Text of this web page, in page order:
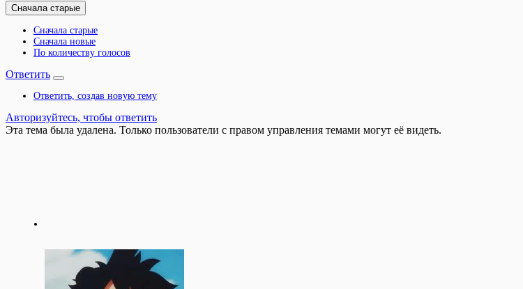
Сначала старые
Сначала старые
Сначала новые
По количеству голосов
Ответить
Ответить, создав новую тему
Авторизуйтесь, чтобы ответить
Эта тема была удалена. Только пользователи с правом управления темами могут её видеть.